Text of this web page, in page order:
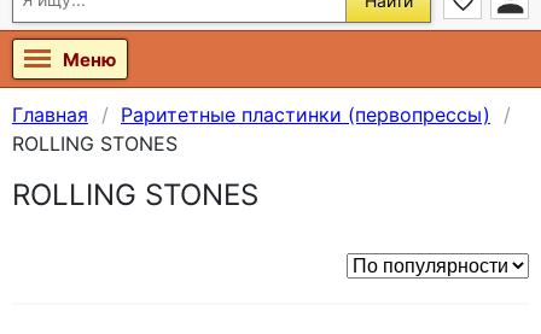
Меню
Главная
Раритетные пластинки (первопрессы)
ROLLING STONES
ROLLING STONES